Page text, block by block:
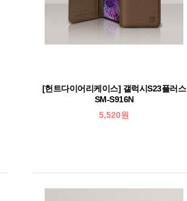
[헌트다이어리케이스] 갤럭시S23플러스
SM-S916N
5,520원